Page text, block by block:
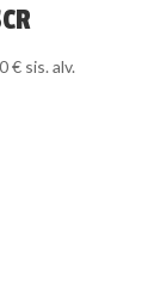
€ sis. alv.